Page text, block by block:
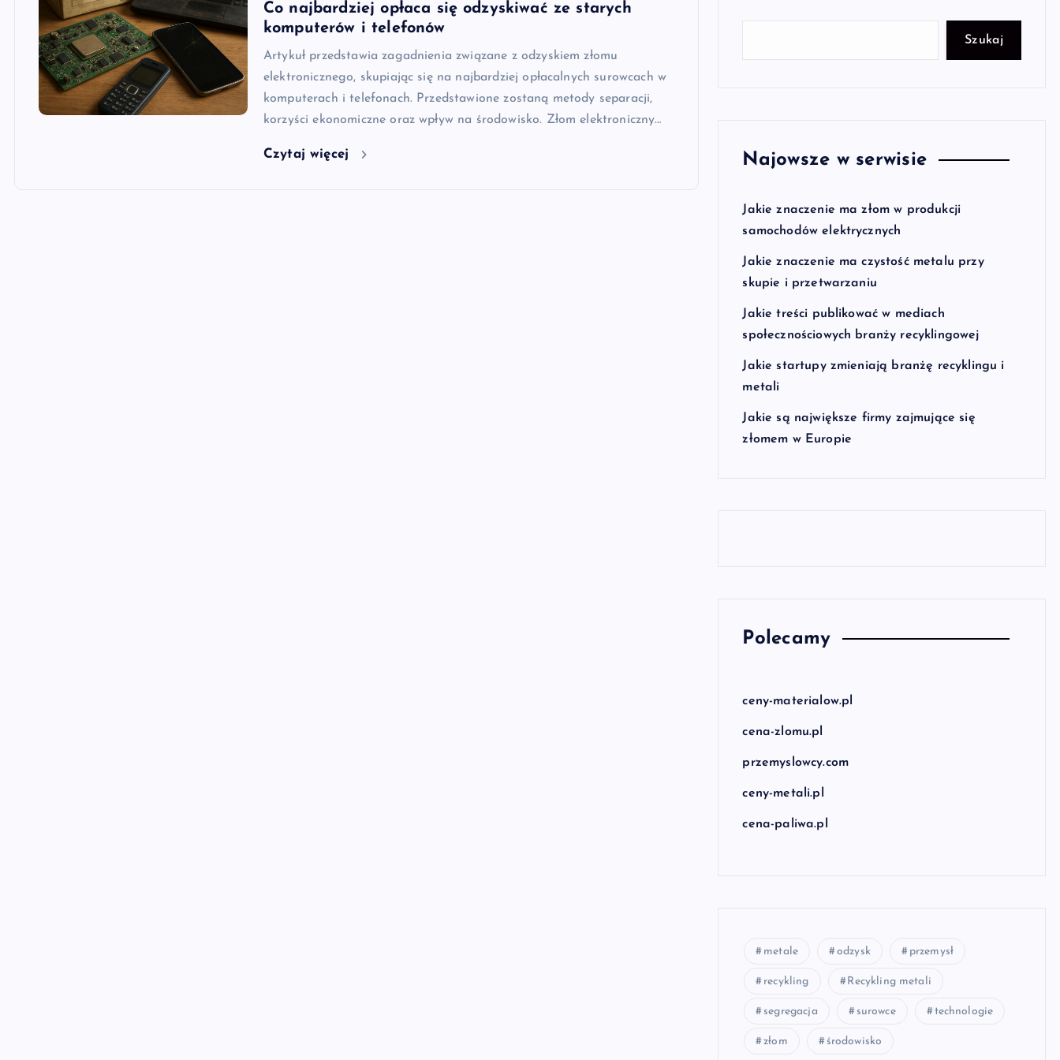
Co najbardziej opłaca się odzyskiwać ze starych
komputerów i telefonów
Artykuł przedstawia zagadnienia związane z odzyskiem złomu
elektronicznego, skupiając się na najbardziej opłacalnych surowcach w
komputerach i telefonach. Przedstawione zostaną metody separacji,
korzyści ekonomiczne oraz wpływ na środowisko. Złom elektroniczny…
Czytaj więcej
Szukaj
Najowsze w serwisie
Jakie znaczenie ma złom w produkcji
samochodów elektrycznych
Jakie znaczenie ma czystość metalu przy
skupie i przetwarzaniu
Jakie treści publikować w mediach
społecznościowych branży recyklingowej
Jakie startupy zmieniają branżę recyklingu i
metali
Jakie są największe firmy zajmujące się
złomem w Europie
Polecamy
ceny-materialow.pl
cena-zlomu.pl
przemyslowcy.com
ceny-metali.pl
cena-paliwa.pl
metale odzysk przemysł
recykling Recykling metali
segregacja surowce technologie
złom środowisko